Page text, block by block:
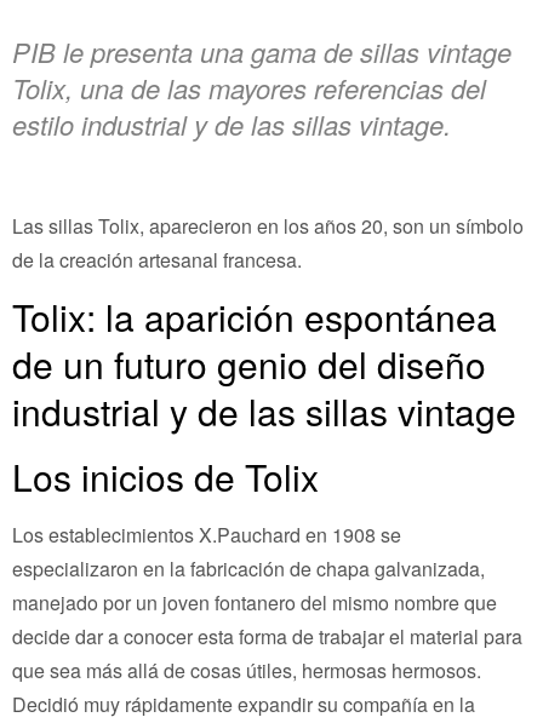
PIB le presenta una gama de sillas vintage
Tolix, una de las mayores referencias del
estilo industrial y de las sillas vintage.
Las sillas Tolix, aparecieron en los años 20, son un símbolo
de la creación artesanal francesa.
Tolix: la aparición espontánea
de un futuro genio del diseño
industrial y de las sillas vintage
Los inicios de Tolix
Los establecimientos X.Pauchard en 1908 se
especializaron en la fabricación de chapa galvanizada,
manejado por un joven fontanero del mismo nombre que
decide dar a conocer esta forma de trabajar el material para
que sea más allá de cosas útiles, hermosas hermosos.
Decidió muy rápidamente expandir su compañía en la